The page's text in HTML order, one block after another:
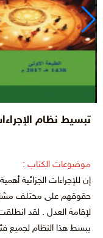
تبسيط نظام
موضوعات الكتاب :
إن للإجراءات الجزائية
حقوقهم على مختلف
لإقامة العدل . لقد
يبسط هذا النظام لجميع